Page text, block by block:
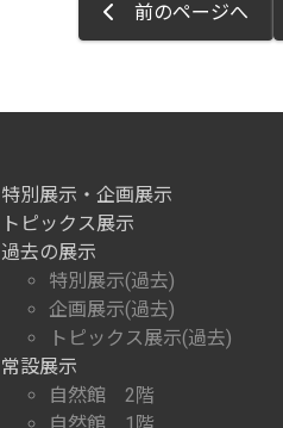
前のページへ
特別展示・企画展示
トピックス展示
過去の展示
特別展示(過去)
企画展示(過去)
トピックス展示(過去)
常設展示
自然館 2階